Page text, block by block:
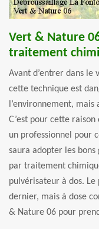
Vert & Nature
traitement
Avant d’entrer dans le
cette technique est
l’environnement,
C’est pour cette
un professionnel pour
saura adopter les
par traitement
pulvérisateur à dos.
dernier, mais à dose
& Nature 06 pour